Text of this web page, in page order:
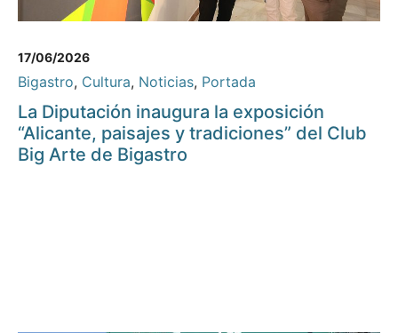
17/06/2026
Bigastro, Cultura, Noticias, Portada
La Diputación inaugura la exposición
“Alicante, paisajes y tradiciones” del Club
Big Arte de Bigastro